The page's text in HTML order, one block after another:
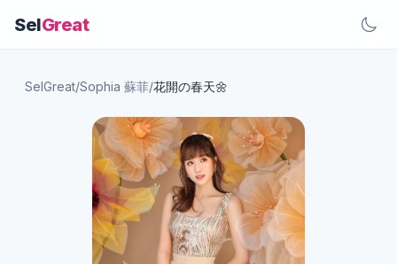
SelGreat
SelGreat/Sophia 蘇菲/花開の春天🌼